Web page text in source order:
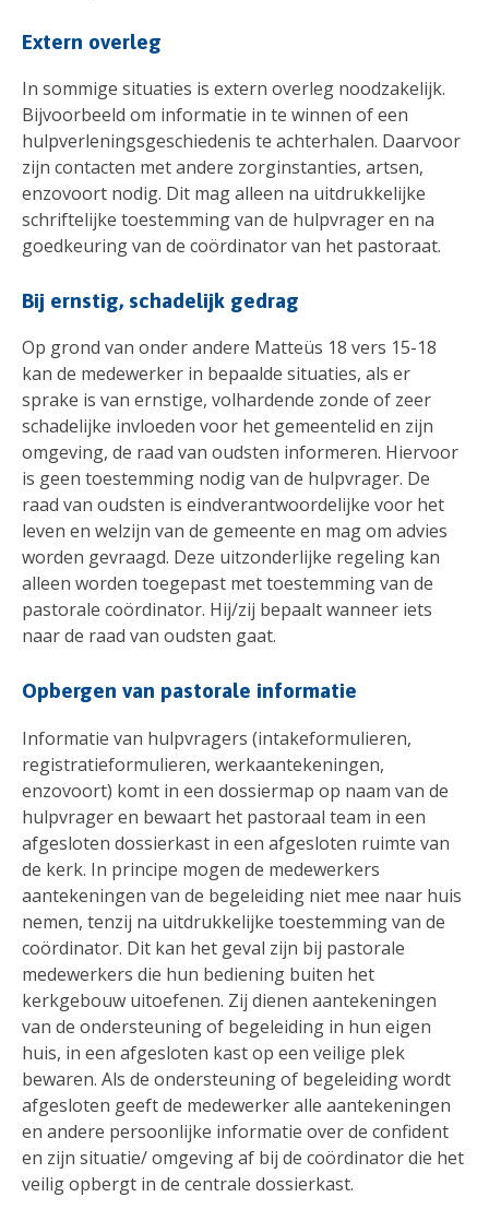
Extern overleg
In sommige situaties is extern overleg noodzakelijk.
Bijvoorbeeld om informatie in te winnen of een
hulpverleningsgeschiedenis te achterhalen. Daarvoor
zijn contacten met andere zorginstanties, artsen,
enzovoort nodig. Dit mag alleen na uitdrukkelijke
schriftelijke toestemming van de hulpvrager en na
goedkeuring van de coördinator van het pastoraat.
Bij ernstig, schadelijk gedrag
Op grond van onder andere Matteüs 18 vers 15-18
kan de medewerker in bepaalde situaties, als er
sprake is van ernstige, volhardende zonde of zeer
schadelijke invloeden voor het gemeentelid en zijn
omgeving, de raad van oudsten informeren. Hiervoor
is geen toestemming nodig van de hulpvrager. De
raad van oudsten is eindverantwoordelijke voor het
leven en welzijn van de gemeente en mag om advies
worden gevraagd. Deze uitzonderlijke regeling kan
alleen worden toegepast met toestemming van de
pastorale coördinator. Hij/zij bepaalt wanneer iets
naar de raad van oudsten gaat.
Opbergen van pastorale informatie
Informatie van hulpvragers (intakeformulieren,
registratieformulieren, werkaantekeningen,
enzovoort) komt in een dossiermap op naam van de
hulpvrager en bewaart het pastoraal team in een
afgesloten dossierkast in een afgesloten ruimte van
de kerk. In principe mogen de medewerkers
aantekeningen van de begeleiding niet mee naar huis
nemen, tenzij na uitdrukkelijke toestemming van de
coördinator. Dit kan het geval zijn bij pastorale
medewerkers die hun bediening buiten het
kerkgebouw uitoefenen. Zij dienen aantekeningen
van de ondersteuning of begeleiding in hun eigen
huis, in een afgesloten kast op een veilige plek
bewaren. Als de ondersteuning of begeleiding wordt
afgesloten geeft de medewerker alle aantekeningen
en andere persoonlijke informatie over de confident
en zijn situatie/ omgeving af bij de coördinator die het
veilig opbergt in de centrale dossierkast.